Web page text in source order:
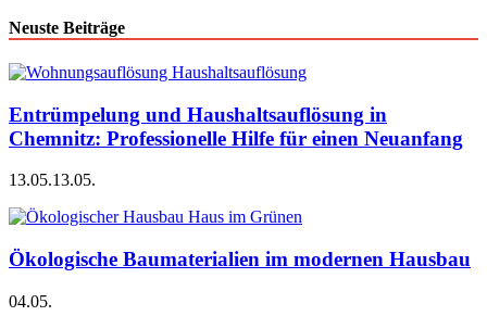
Neuste Beiträge
Entrümpelung und Haushaltsauflösung in
Chemnitz: Professionelle Hilfe für einen Neuanfang
13.05.13.05.
Ökologische Baumaterialien im modernen Hausbau
04.05.